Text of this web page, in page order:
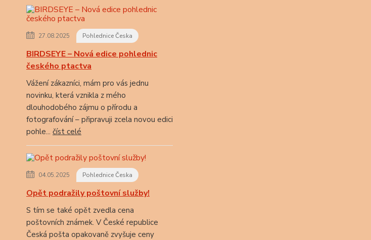
27.08.2025 Pohlednice Česka
BIRDSEYE – Nová edice pohlednic
českého ptactva
Vážení zákazníci, mám pro vás jednu
novinku, která vznikla z mého
dlouhodobého zájmu o přírodu a
fotografování – připravuji zcela novou edici
pohle... číst celé
04.05.2025 Pohlednice Česka
Opět podražily poštovní služby!
S tím se také opět zvedla cena
poštovních známek. V České republice
Česká pošta opakovaně zvyšuje ceny